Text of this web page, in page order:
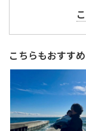
こちらもおすすめ